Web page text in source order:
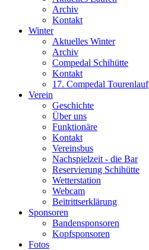
Archiv
Kontakt
Winter
Aktuelles Winter
Archiv
Compedal Schihütte
Kontakt
17. Compedal Tourenlauf
Verein
Geschichte
Über uns
Funktionäre
Kontakt
Vereinsbus
Nachspielzeit - die Bar
Reservierung Schihütte
Wetterstation
Webcam
Beitrittserklärung
Sponsoren
Bandensponsoren
Kopfsponsoren
Fotos